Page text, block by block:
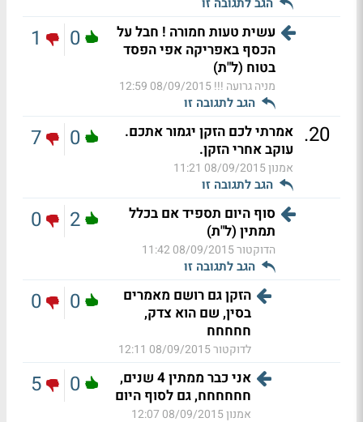
עשית טעות חמורה ! חבל על
הכסף באפריקה אפי הפסד
בטוח (ל"ת)
מניה גרועה !!!08/09/2015 12:59
הגב לתגובה זו
0
1
20
. אמרתי לכם הזקן יגמור אתכם.
עוקב אחרי הזקן.
אמנון08/09/2015 11:21
הגב לתגובה זו
0
7
סוף היום תספיד אם בכלל
תמתין (ל"ת)
הדוקטור08/09/2015 11:42
הגב לתגובה זו
2
0
הזקן גם רושם מאמרים
בסין, שם הוא צדק,
חחחחח
לדוקטור08/09/2015 12:11
0
0
אני כבר ממתין 4 שנים,
חחחחחח, גם לסוף היום
אמנון08/09/2015 12:07
0
5